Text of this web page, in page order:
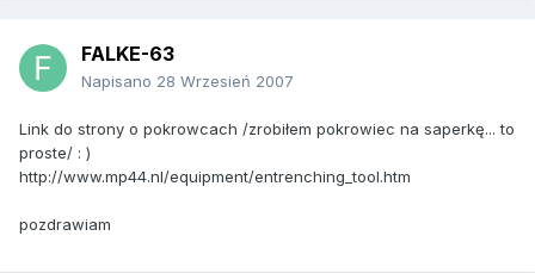
FALKE-63
Napisano 28 Wrzesień 2007
Link do strony o pokrowcach /zrobiłem pokrowiec na saperkę... to
proste/ : )
http://www.mp44.nl/equipment/entrenching_tool.htm
pozdrawiam